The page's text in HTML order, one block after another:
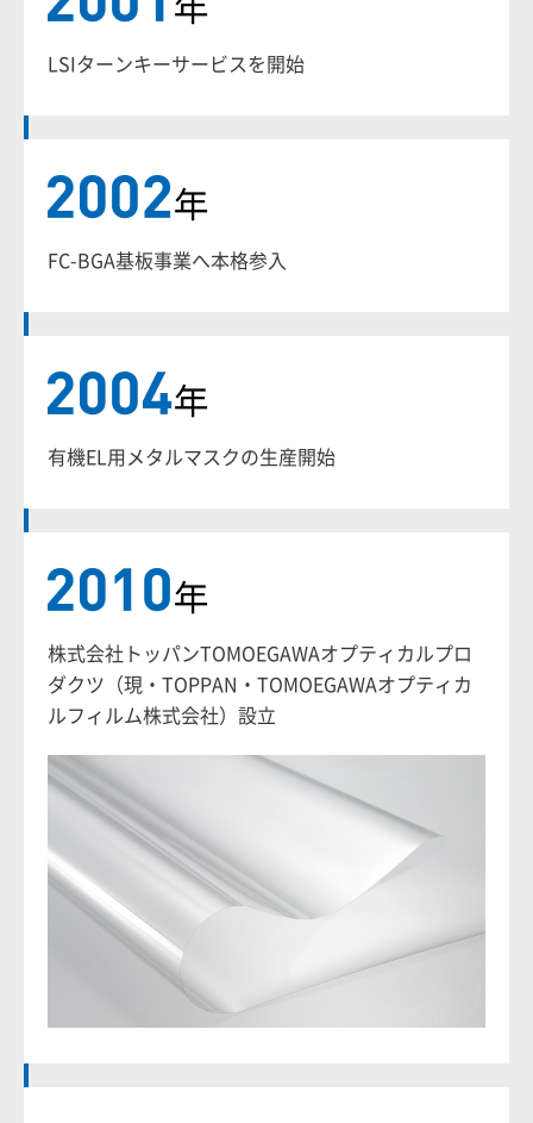
LSIターンキーサービスを開始
FC-BGA基板事業へ本格参入
有機EL用メタルマスクの生産開始
株式会社トッパンTOMOEGAWAオプティカルプロ
ダクツ（現・TOPPAN・TOMOEGAWAオプティカ
ルフィルム株式会社）設立